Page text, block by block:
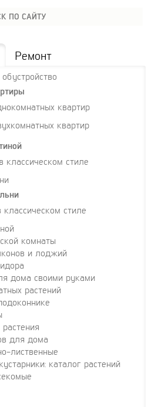
Ремонт
квартир
квартир
классическом стиле
стиле
комнаты
и лоджий
дома своими руками
растений
для дома
лиственные
каталог растений